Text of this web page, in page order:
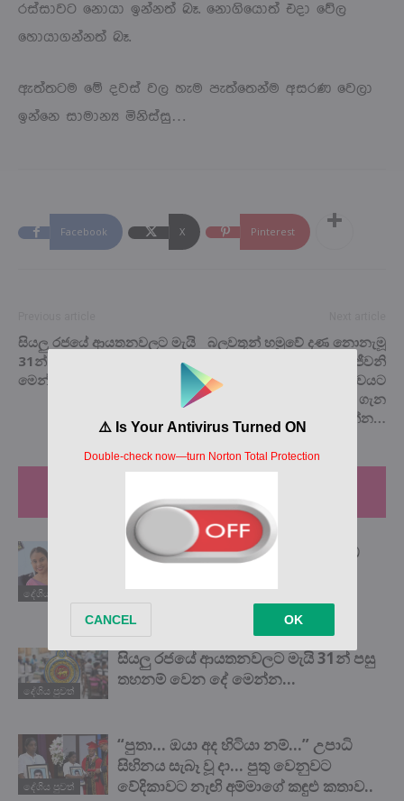
රස්සාවට නොයා ඉන්නත් බෑ. නොගියොත් එදා වේල
හොයාගන්නත් බෑ.
ඇත්තටම මේ දවස් වල හැම පැත්තෙන්ම අසරණ වෙලා
ඉන්නෙ සාමාන්‍ය මිනිස්සු…
Facebook X Pinterest
සියලු රජයේ ආයතනවලට මැයි
31න් පසු තහනම් වෙන දේ
මෙන්න…
බලවතූන් හමුවේ දණ නොනැමූ
‘යකඩ ගැහැනිය’ සජීවනි
අබේකෝන් අපේ ගෞරවයට
පාත්‍ර විය යුතුමයි! ඒ ගැන
ඇසෙන කතාව මෙන්න…
දේශිය පුවත්
බලවතූන් හමුවේ දණ නොනැමූ ‘යකඩ
ගෞරවයට පාත්‍ර විය යුතුමයි! ඒ ගැන
ඇසෙන කතාව මෙන්න…
දේශිය පුවත්
සියලු රජයේ ආයතනවලට මැයි 31න් පසු
තහනම් වෙන දේ මෙන්න…
දේශිය පුවත්
“පුතා… ඔයා අද හිටියා නම්…” උපාධි
සිහිනය සැබෑ වූ දා… පුතු වෙනුවට
වේදිකාවට නැඟි අම්මාගේ කඳුළු කතාව..